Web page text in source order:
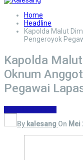
Home
Headline
Kapolda Malut
Pengeroyok
Kapolda
Oknum
Pegawai
By kalesang On Mei